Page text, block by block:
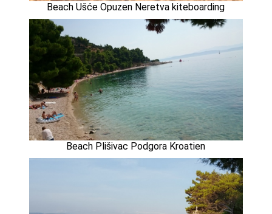
Beach Ušće Opuzen Neretva kiteboarding
Beach Plišivac Podgora Kroatien